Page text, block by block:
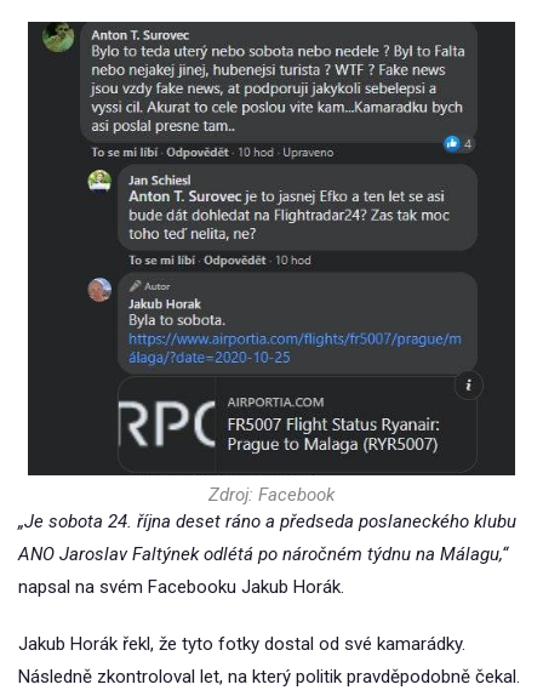
Zdroj: Facebook
„Je sobota 24. října deset ráno a předseda poslaneckého klubu
ANO Jaroslav Faltýnek odlétá po náročném týdnu na Málagu,“
napsal na svém Facebooku Jakub Horák.
Jakub Horák řekl, že tyto fotky dostal od své kamarádky.
Následně zkontroloval let, na který politik pravděpodobně čekal.